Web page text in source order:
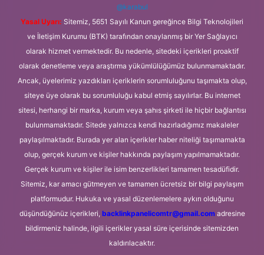
@karabul
Yasal Uyarı: Sitemiz, 5651 Sayılı Kanun gereğince Bilgi Teknolojileri
ve İletişim Kurumu (BTK) tarafından onaylanmış bir Yer Sağlayıcı
olarak hizmet vermektedir. Bu nedenle, sitedeki içerikleri proaktif
olarak denetleme veya araştırma yükümlülüğümüz bulunmamaktadır.
Ancak, üyelerimiz yazdıkları içeriklerin sorumluluğunu taşımakta olup,
siteye üye olarak bu sorumluluğu kabul etmiş sayılırlar. Bu internet
sitesi, herhangi bir marka, kurum veya şahıs şirketi ile hiçbir bağlantısı
bulunmamaktadır. Sitede yalnızca kendi hazırladığımız makaleler
paylaşılmaktadır. Burada yer alan içerikler haber niteliği taşımamakta
olup, gerçek kurum ve kişiler hakkında paylaşım yapılmamaktadır.
Gerçek kurum ve kişiler ile isim benzerlikleri tamamen tesadüfidir.
Sitemiz, kar amacı gütmeyen ve tamamen ücretsiz bir bilgi paylaşım
platformudur. Hukuka ve yasal düzenlemelere aykırı olduğunu
düşündüğünüz içerikleri, backlinkpanelicomtr@gmail.comadresine
bildirmeniz halinde, ilgili içerikler yasal süre içerisinde sitemizden
kaldırılacaktır.